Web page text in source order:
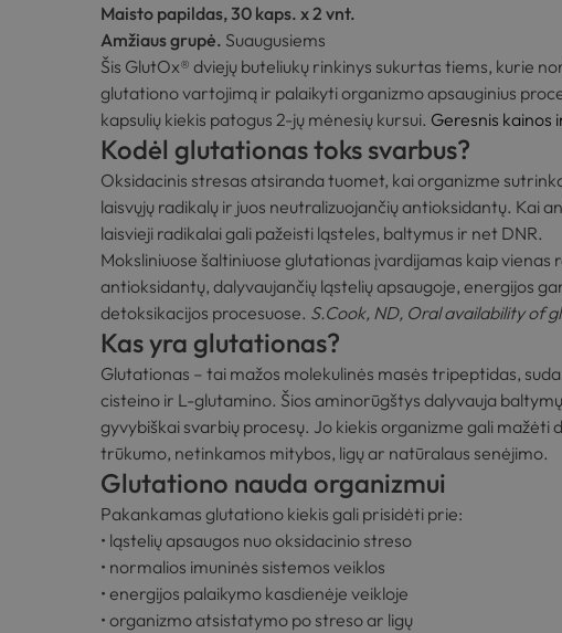
Maisto papildas, 30 kaps. x 2 vnt.
Amžiaus grupė. Suaugusiems
Šis GlutOx® dviejų buteliukų rinkinys sukurtas tiems, kurie
glutationo vartojimą ir palaikyti organizmo apsauginius
kapsulių kiekis patogus 2-jų mėnesių kursui. Geresnis kainos
Kodėl glutationas toks svarbus?
Oksidacinis stresas atsiranda tuomet, kai organizme
laisvųjų radikalų ir juos neutralizuojančių antioksidantų. Kai
laisvieji radikalai gali pažeisti ląsteles, baltymus ir net DNR.
Moksliniuose šaltiniuose glutationas įvardijamas kaip vienas
antioksidantų, dalyvaujančių ląstelių apsaugoje, energijos
detoksikacijos procesuose. S.Cook, ND, Oral availability of
Kas yra glutationas?
Glutationas – tai mažos molekulinės masės tripeptidas,
cisteino ir L-glutamino. Šios aminorūgštys dalyvauja
gyvybiškai svarbių procesų. Jo kiekis organizme gali mažėti
trūkumo, netinkamos mitybos, ligų ar natūralaus senėjimo.
Glutationo nauda organizmui
Pakankamas glutationo kiekis gali prisidėti prie:
• ląstelių apsaugos nuo oksidacinio streso
• normalios imuninės sistemos veiklos
• energijos palaikymo kasdienėje veikloje
• organizmo atsistatymo po streso ar ligų